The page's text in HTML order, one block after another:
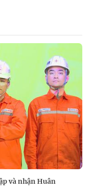
và nhận Huân